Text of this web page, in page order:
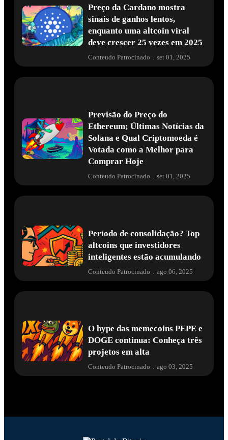
Preço da Cardano mostra
sinais de ganhos lentos,
enquanto uma altcoin viral
deve crescer 25 vezes em 2025
Conteudo Patrocinado . set 01, 2025
Previsão do Preço do
Ethereum; Últimas Notícias da
Solana e Qual Criptomoeda é
Votada como a Melhor para
Comprar Hoje
Conteudo Patrocinado . set 01, 2025
Período de consolidação? Top
altcoins que investidores
inteligentes estão acumulando
Conteudo Patrocinado ago 06, 2025
O hype das memecoins PEPE e
DOGE continua: Conheça três
projetos em alta
Conteudo Patrocinado . ago 03, 2025